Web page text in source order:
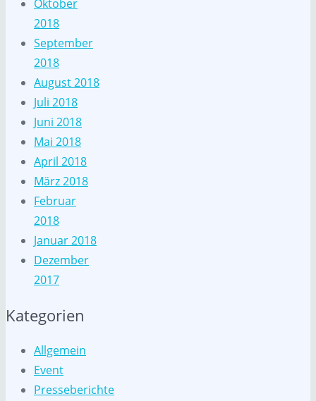
Oktober
2018
September
2018
August 2018
Juli 2018
Juni 2018
Mai 2018
April 2018
März 2018
Februar
2018
Januar 2018
Dezember
2017
Kategorien
Allgemein
Event
Presseberichte